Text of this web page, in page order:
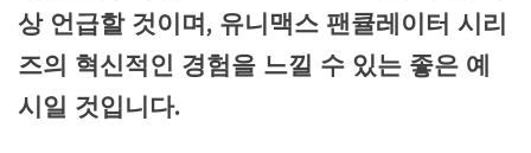
상 언급할 것이며, 유니맥스 팬큘레이터 시리
즈의 혁신적인 경험을 느낄 수 있는 좋은 예
시일 것입니다.